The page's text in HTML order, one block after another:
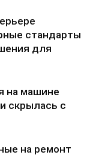
стандарты
для
на машине
скрылась с
на ремонт